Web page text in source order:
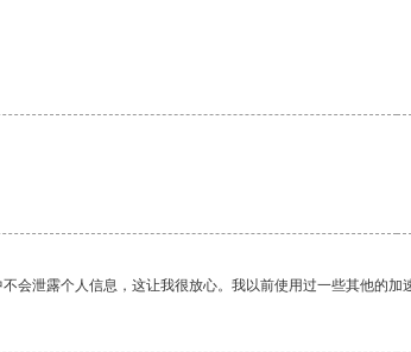
会泄露个人信息，这让我很放心。我以前使用过一些其他的加